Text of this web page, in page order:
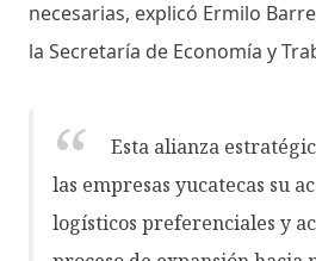
necesarias, explicó Ermilo
la Secretaría de Economía y
Esta alianza
las empresas yucatecas su
logísticos preferenciales y